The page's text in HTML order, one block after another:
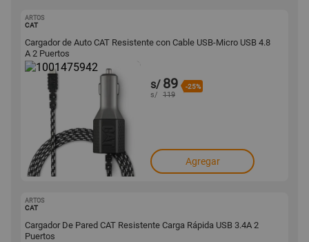
ARTOS
CAT
Cargador de Auto CAT Resistente con Cable USB-Micro USB 4.8
A 2 Puertos
s/ 89 -25%
s/ 119
Agregar
ARTOS
CAT
Cargador De Pared CAT Resistente Carga Rápida USB 3.4A 2
Puertos